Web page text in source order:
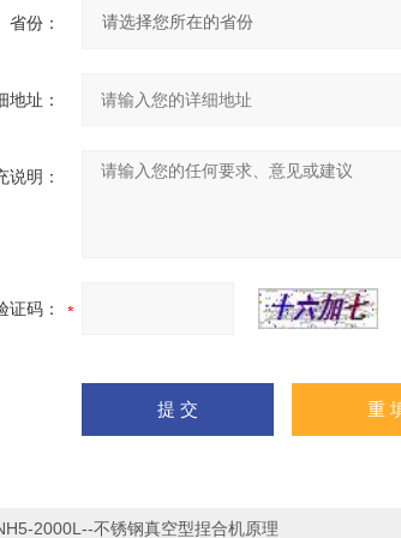
省份：
地址：
说明：
证码：
2000L--不锈钢真空型捏合机原理